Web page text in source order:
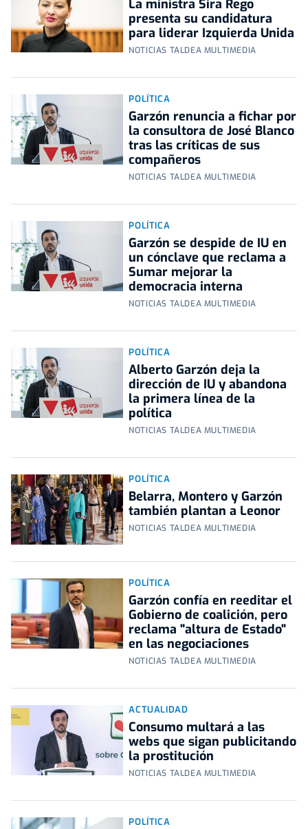
La ministra Sira Rego
presenta su candidatura
para liderar Izquierda Unida
NOTICIAS TALDEA MULTIMEDIA
POLÍTICA
Garzón renuncia a fichar por
la consultora de José Blanco
tras las críticas de sus
compañeros
NOTICIAS TALDEA MULTIMEDIA
POLÍTICA
Garzón se despide de IU en
un cónclave que reclama a
Sumar mejorar la
democracia interna
NOTICIAS TALDEA MULTIMEDIA
POLÍTICA
Alberto Garzón deja la
dirección de IU y abandona
la primera línea de la
política
NOTICIAS TALDEA MULTIMEDIA
POLÍTICA
Belarra, Montero y Garzón
también plantan a Leonor
NOTICIAS TALDEA MULTIMEDIA
POLÍTICA
Garzón confía en reeditar el
Gobierno de coalición, pero
reclama "altura de Estado"
en las negociaciones
NOTICIAS TALDEA MULTIMEDIA
ACTUALIDAD
Consumo multará a las
webs que sigan publicitando
la prostitución
NOTICIAS TALDEA MULTIMEDIA
POLÍTICA